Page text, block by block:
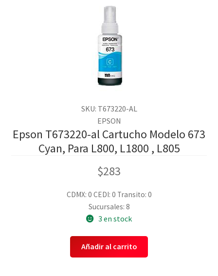
SKU: T673220-AL
EPSON
Epson T673220-al Cartucho Modelo 673
Cyan, Para L800, L1800 , L805
$283
CDMX: 0 CEDI: 0 Transito: 0
Sucursales: 8
3 en stock
Añadir al carrito